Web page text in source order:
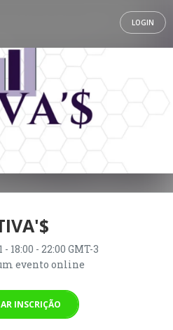
LOGIN
- 18:00 - 22:00 GMT-3
evento online
INSCRIÇÃO